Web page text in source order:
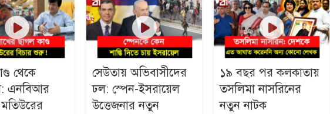
থেকে
এনবিআর
মতিউরের
সেউতায় অভিবাসীদের
ঢল: স্পেন-ইসরায়েল
উত্তেজনার নতুন
১৯ বছর পর কলকাতায়
তসলিমা নাসরিনের
নতুন নাটক